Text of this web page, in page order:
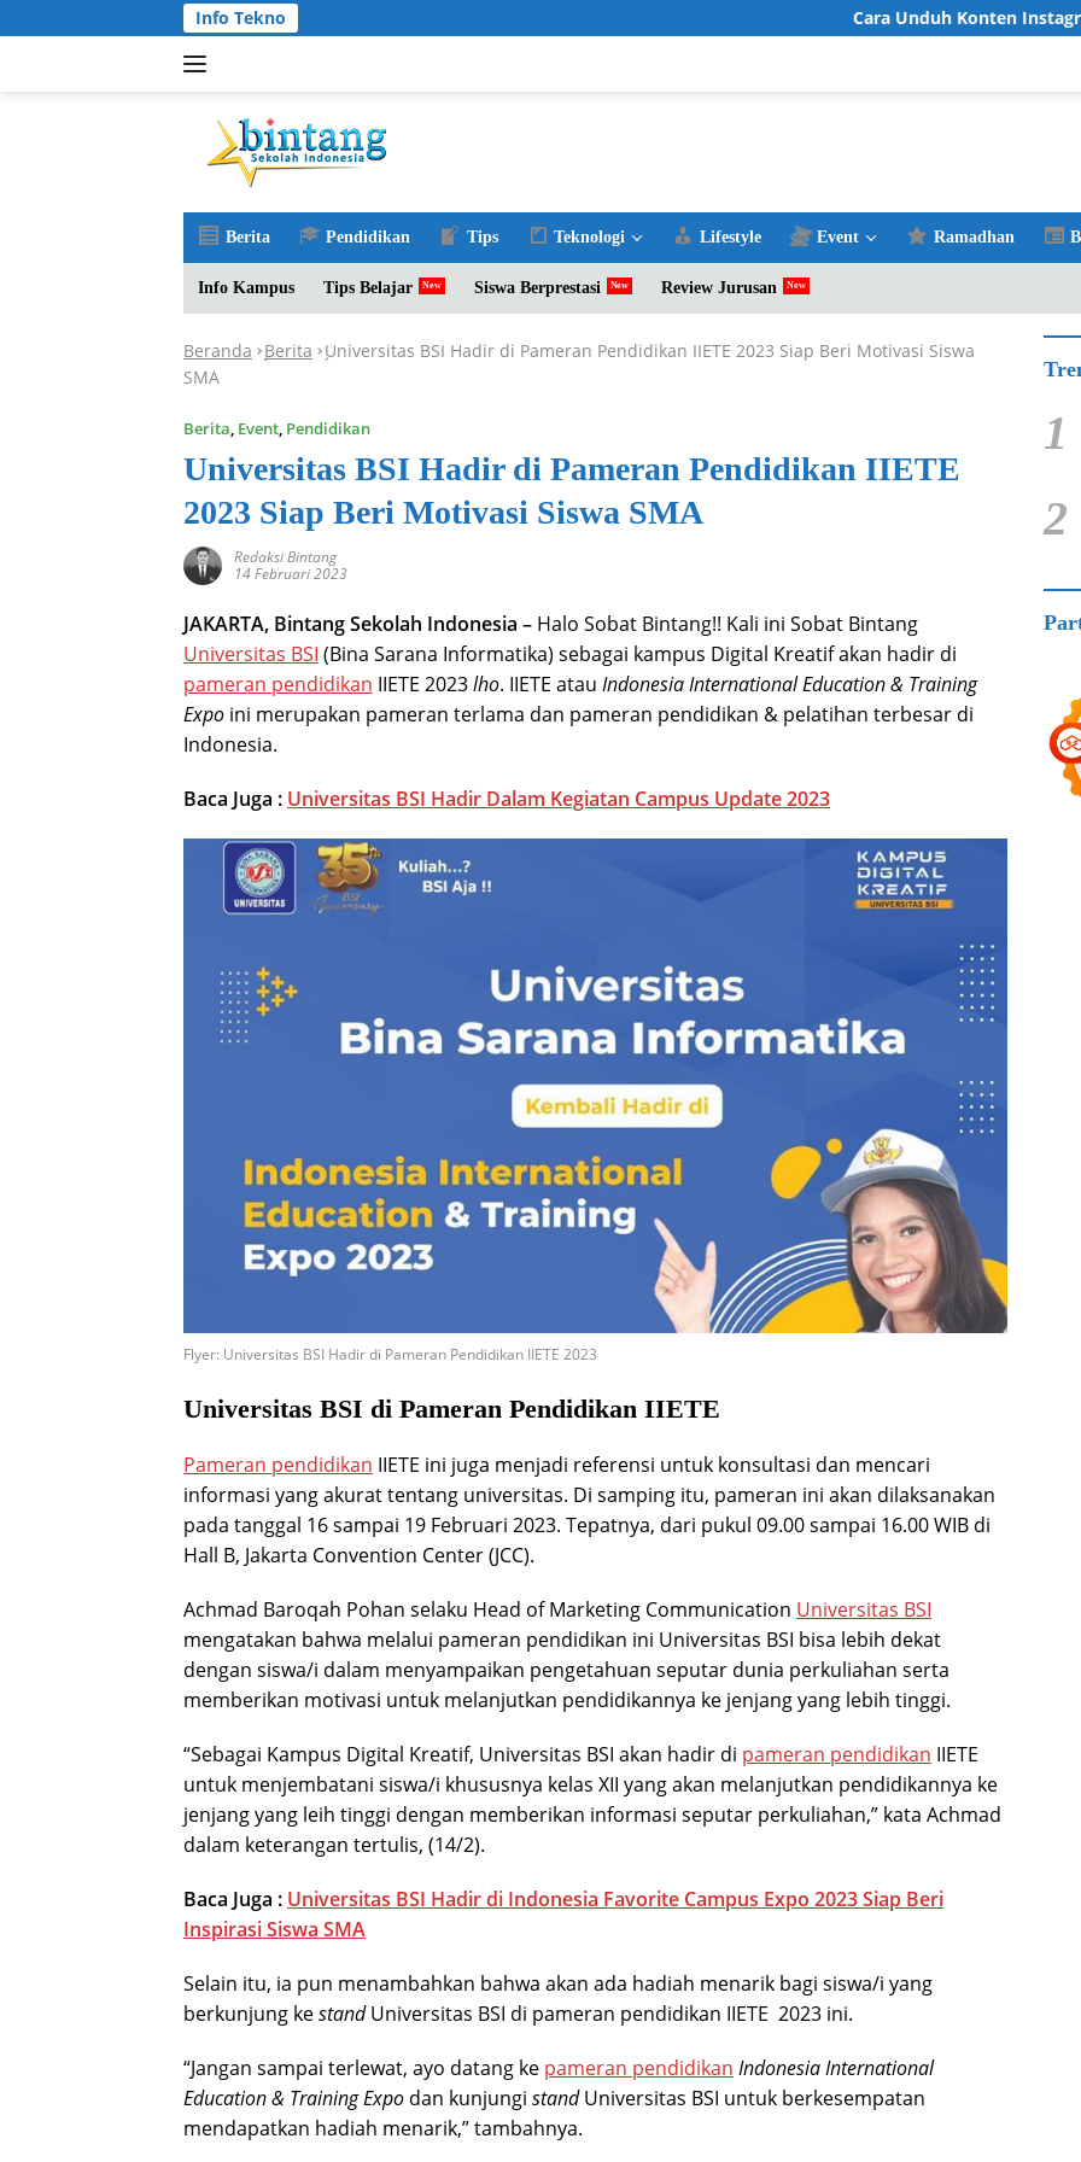
ke
Info Tekno Cara Unduh Konten Instagram
Berita Pendidikan Tips Teknologi Lifestyle Event Ramadhan
Info Kampus Tips Belajar Siswa Berprestasi Review Jurusan
Beranda -Berita -Universitas BSI Hadir di Pameran Pendidikan IIETE 2023 Siap Beri Motivasi Siswa
SMA
Berita, Event, Pendidikan
Universitas BSI Hadir di Pameran Pendidikan IIETE
2023 Siap Beri Motivasi Siswa SMA
Redaksi Bintang
14 Februari 2023
JAKARTA, Bintang Sekolah Indonesia – Halo Sobat Bintang!! Kali ini Sobat Bintang
Universitas BSI (Bina Sarana Informatika) sebagai kampus Digital Kreatif akan hadir di
pameran pendidikan IIETE 2023lho. IIETE atau Indonesia International Education & Training
Expo ini merupakan pameran terlama dan pameran pendidikan & pelatihan terbesar di
Indonesia.
Baca Juga : Universitas BSI Hadir Dalam Kegiatan Campus Update 2023
Flyer: Universitas BSI Hadir di Pameran Pendidikan IIETE 2023
Universitas BSI di Pameran Pendidikan IIETE
Pameran pendidikan IIETE ini juga menjadi referensi untuk konsultasi dan mencari
informasi yang akurat tentang universitas. Di samping itu, pameran ini akan dilaksanakan
pada tanggal 16 sampai 19 Februari 2023. Tepatnya, dari pukul 09.00 sampai 16.00 WIB di
Hall B, Jakarta Convention Center (JCC).
Achmad Baroqah Pohan selaku Head of Marketing Communication Universitas BSI
mengatakan bahwa melalui pameran pendidikan ini Universitas BSI bisa lebih dekat
dengan siswa/i dalam menyampaikan pengetahuan seputar dunia perkuliahan serta
memberikan motivasi untuk melanjutkan pendidikannya ke jenjang yang lebih tinggi.
“Sebagai Kampus Digital Kreatif, Universitas BSI akan hadir di pameran pendidikan IIETE
untuk menjembatani siswa/i khususnya kelas XII yang akan melanjutkan pendidikannya ke
jenjang yang leih tinggi dengan memberikan informasi seputar perkuliahan,” kata Achmad
dalam keterangan tertulis, (14/2).
Baca Juga : Universitas BSI Hadir di Indonesia Favorite Campus Expo 2023 Siap Beri
Inspirasi Siswa SMA
Selain itu, ia pun menambahkan bahwa akan ada hadiah menarik bagi siswa/i yang
berkunjung kestandUniversitas BSI di pameran pendidikan IIETE 2023 ini.
“Jangan sampai terlewat, ayo datang ke pameran pendidikan Indonesia International
Education & Training Expo dan kunjungi standUniversitas BSI untuk berkesempatan
mendapatkan hadiah menarik,” tambahnya.
1
2